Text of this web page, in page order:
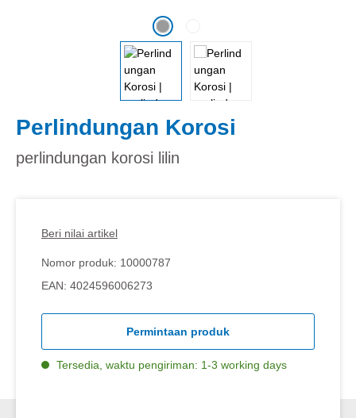
Perlindungan Korosi
perlindungan korosi lilin
Beri nilai artikel
Nomor produk: 10000787
EAN: 4024596006273
Permintaan produk
Tersedia, waktu pengiriman: 1-3 working days